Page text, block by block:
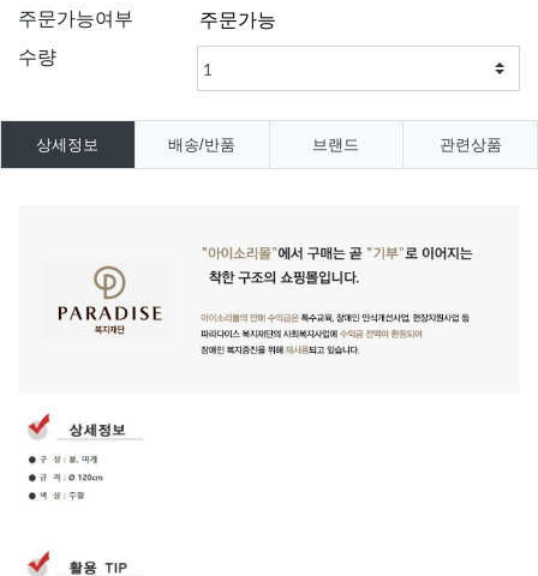
주문가능여부
수량
상세정보 배송/반품 브랜드 관련상품